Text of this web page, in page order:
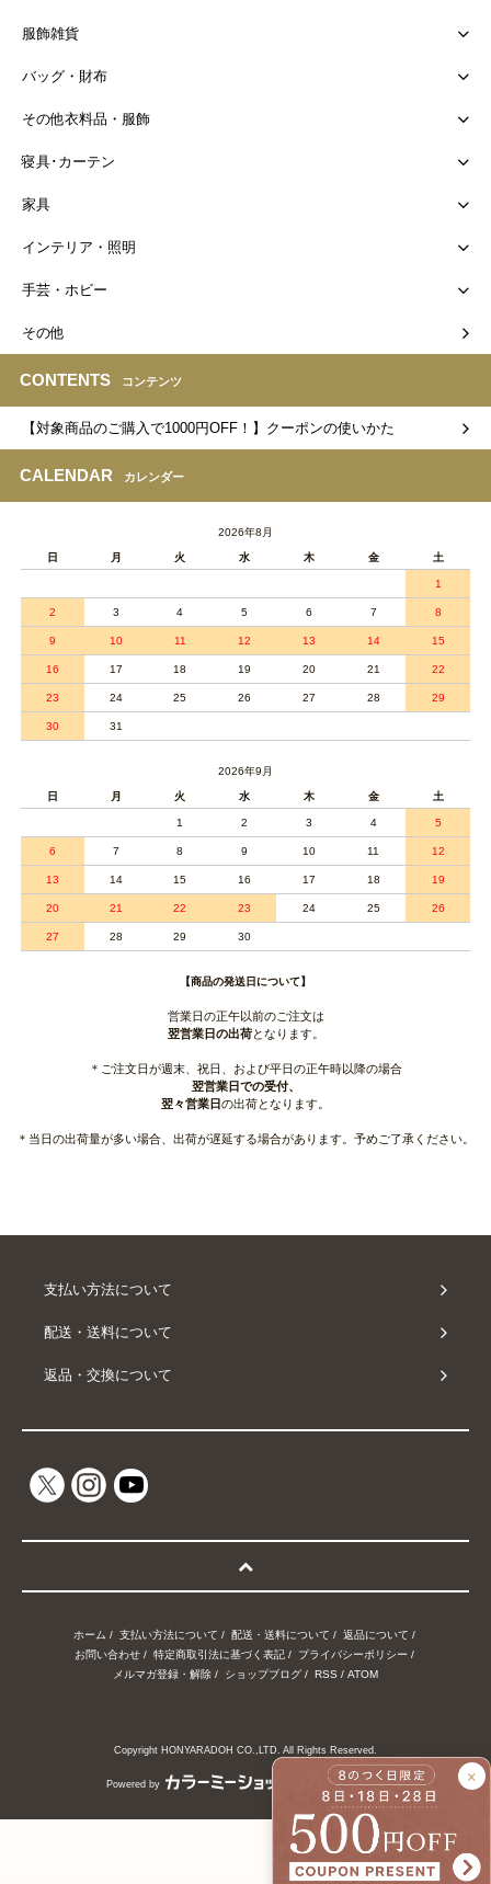
服飾雑貨
バッグ・財布
その他衣料品・服飾
寝具･カーテン
家具
インテリア・照明
手芸・ホビー
その他
CONTENTS コンテンツ
【対象商品のご購入で1000円OFF！】クーポンの使いかた
CALENDAR カレンダー
2026年8月
日 月 火 水 木 金 土
1
2 3 4 5 6 7 8
9 10 11 12 13 14 15
16 17 18 19 20 21 22
23 24 25 26 27 28 29
30 31
2026年9月
日 月 火 水 木 金 土
1 2 3 4 5
6 7 8 9 10 11 12
13 14 15 16 17 18 19
20 21 22 23 24 25 26
27 28 29 30
【商品の発送日について】
営業日の正午以前のご注文は
翌営業日の出荷となります。
＊ご注文日が週末、祝日、および平日の正午時以降の場合
翌営業日での受付、
翌々営業日の出荷となります。
＊当日の出荷量が多い場合、出荷が遅延する場合があります。予めご了承ください。
×
支払い方法について
配送・送料について
返品・交換について
ホーム / 支払い方法について / 配送・送料について / 返品について /
お問い合わせ/ 特定商取引法に基づく表記/ プライバシーポリシー /
メルマガ登録・解除 / ショップブログ / RSS / ATOM
Copyright HONYARADOH CO.,LTD. All Rights Reserved.
Powered by